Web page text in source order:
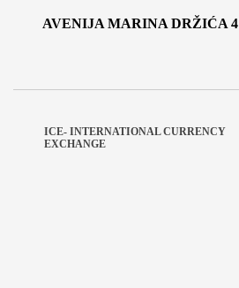
AVENIJA MARINA DRŽIĆA 4
ICE- INTERNATIONAL CURRENCY
EXCHANGE